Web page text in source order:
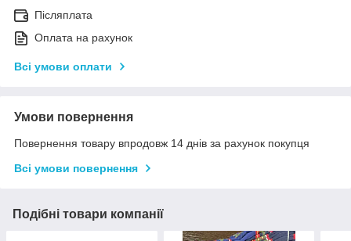
Післяплата
Оплата на рахунок
Всі умови оплати
Умови повернення
Повернення товару впродовж 14 днів за рахунок покупця
Всі умови повернення
Подібні товари компанії